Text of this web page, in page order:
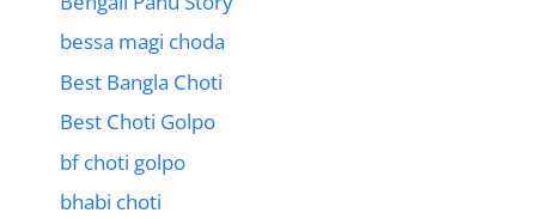
bessa magi choda
Best Bangla Choti
Best Choti Golpo
bf choti golpo
bhabi choti